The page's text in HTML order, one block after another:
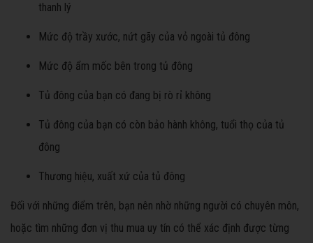
thanh lý
Mức độ trầy xước, nứt gãy của vỏ ngoài tủ đông
Mức độ ẩm mốc bên trong tủ đông
Tủ đông của bạn có đang bị rò rỉ không
Tủ đông của bạn có còn bảo hành không, tuổi thọ của tủ
đông
Thương hiệu, xuất xứ của tủ đông
Đối với những điểm trên, bạn nên nhờ những người có chuyên môn,
hoặc tìm những đơn vị thu mua uy tín có thể xác định được từng